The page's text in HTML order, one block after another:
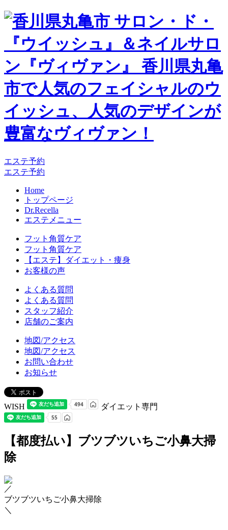
エステ予約
エステ予約
Home
トップページ
Dr.Recella
エステメニュー
フット角質ケア
フット角質ケア
【エステ】ダイエット・痩身
お客様の声
よくある質問
よくある質問
スタッフ紹介
店舗のご案内
地図/アクセス
地図/アクセス
お問い合わせ
お知らせ
WISH ダイエット専門
【都度払い】ブツブツいちご小鼻大掃
除
／
ブツブツいちご小鼻大掃除
＼